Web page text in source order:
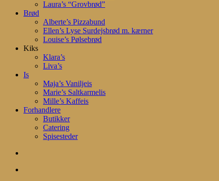
Laura’s “Grovbrød”
Brød
Alberte’s Pizzabund
Ellen’s Lyse Surdejsbrød m. kærner
Louise’s Pølsebrød
Kiks
Klara’s
Liva’s
Is
Maja’s Vaniljeis
Marie’s Saltkarmelis
Mille’s Kaffeis
Forhandlere
Butikker
Catering
Spisesteder